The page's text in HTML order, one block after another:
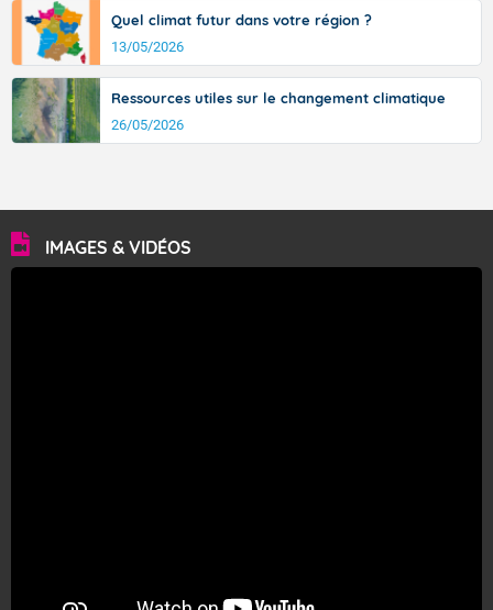
Quel climat futur dans votre région ?
13/05/2026
Ressources utiles sur le changement climatique
26/05/2026
IMAGES & VIDÉOS